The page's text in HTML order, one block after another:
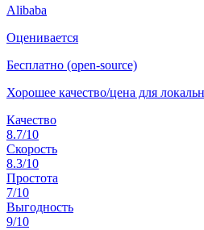
Alibaba
Оценивается
Бесплатно (open-source)
Хорошее качество/цена для
Качество
8.7/10
Скорость
8.3/10
Простота
7/10
Выгодность
9/10